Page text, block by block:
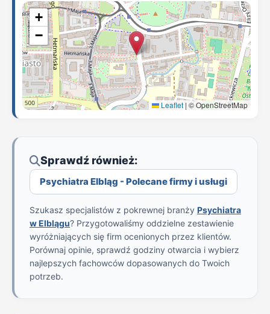
+
−
Leaflet | © OpenStreetMap
Sprawdź również:
Psychiatra Elbląg - Polecane firmy i usługi
Szukasz specjalistów z pokrewnej branży Psychiatra
w Elblągu? Przygotowaliśmy oddzielne zestawienie
wyróżniających się firm ocenionych przez klientów.
Porównaj opinie, sprawdź godziny otwarcia i wybierz
najlepszych fachowców dopasowanych do Twoich
potrzeb.